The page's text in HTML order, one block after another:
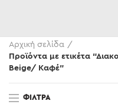
Αρχική σελίδα
Προϊόντα με ετικέτα
Beige/ Καφέ”
ΦΊΛΤΡΑ